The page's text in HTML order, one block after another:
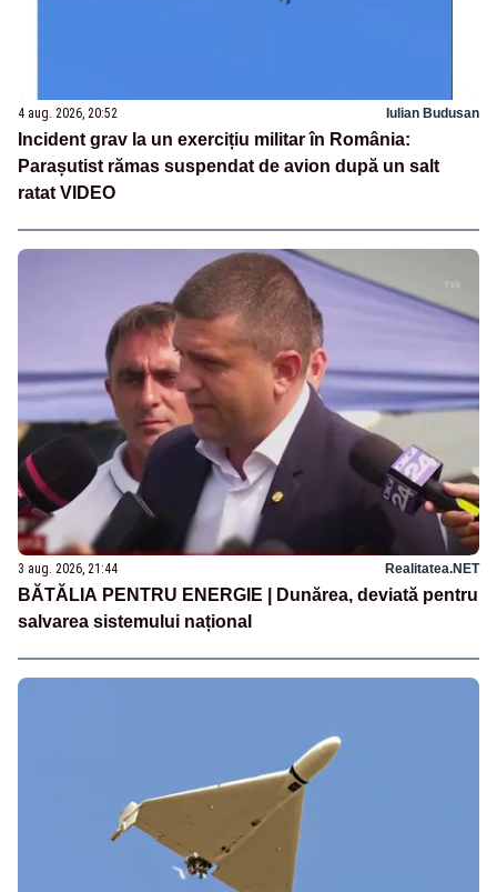
4 aug. 2026, 20:52 Iulian Budusan
Incident grav la un exercițiu militar în România:
Parașutist rămas suspendat de avion după un salt
ratat VIDEO
3 aug. 2026, 21:44 Realitatea.NET
BĂTĂLIA PENTRU ENERGIE | Dunărea, deviată pentru
salvarea sistemului național